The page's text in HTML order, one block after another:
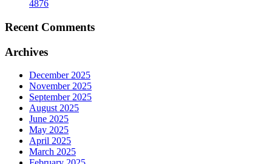
4876
Recent Comments
Archives
December 2025
November 2025
September 2025
August 2025
June 2025
May 2025
April 2025
March 2025